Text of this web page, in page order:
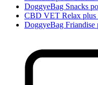
DoggyeBag Snacks
CBD VET Relax plus
DoggyeBag